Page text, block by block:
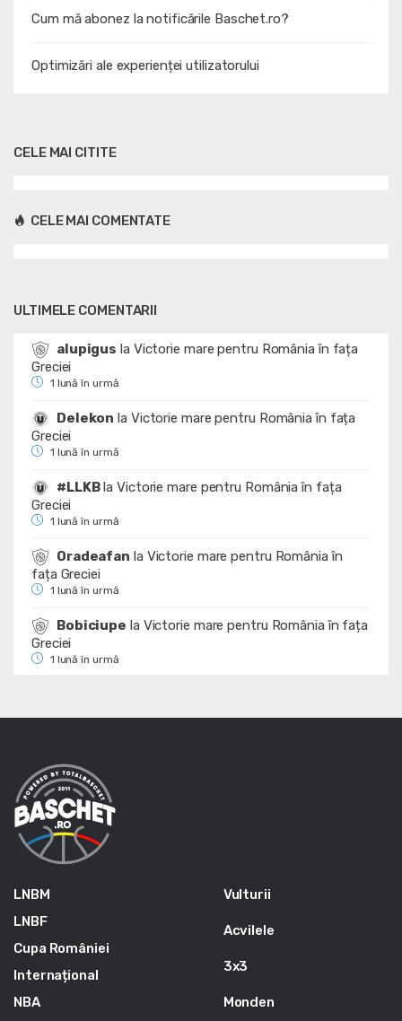
Cum mă abonez la notificările Baschet.ro?
Optimizări ale experienței utilizatorului
CELE MAI CITITE
CELE MAI COMENTATE
ULTIMELE COMENTARII
alupigus la Victorie mare pentru România în fața
Greciei
1 lună în urmă
Delekon la Victorie mare pentru România în fața
Greciei
1 lună în urmă
#LLKBlaVictorie mare pentru România în fața
Greciei
1 lună în urmă
Oradeafan la Victorie mare pentru România în
fața Greciei
1 lună în urmă
Bobiciupe la Victorie mare pentru România în fața
Greciei
1 lună în urmă
LNBM
LNBF
Cupa României
Internațional
NBA
Vulturii
Acvilele
3x3
Monden